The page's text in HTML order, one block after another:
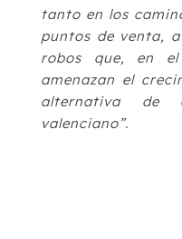
tanto en los
puntos de venta,
robos que, en
amenazan el
alternativa de
valenciano”.